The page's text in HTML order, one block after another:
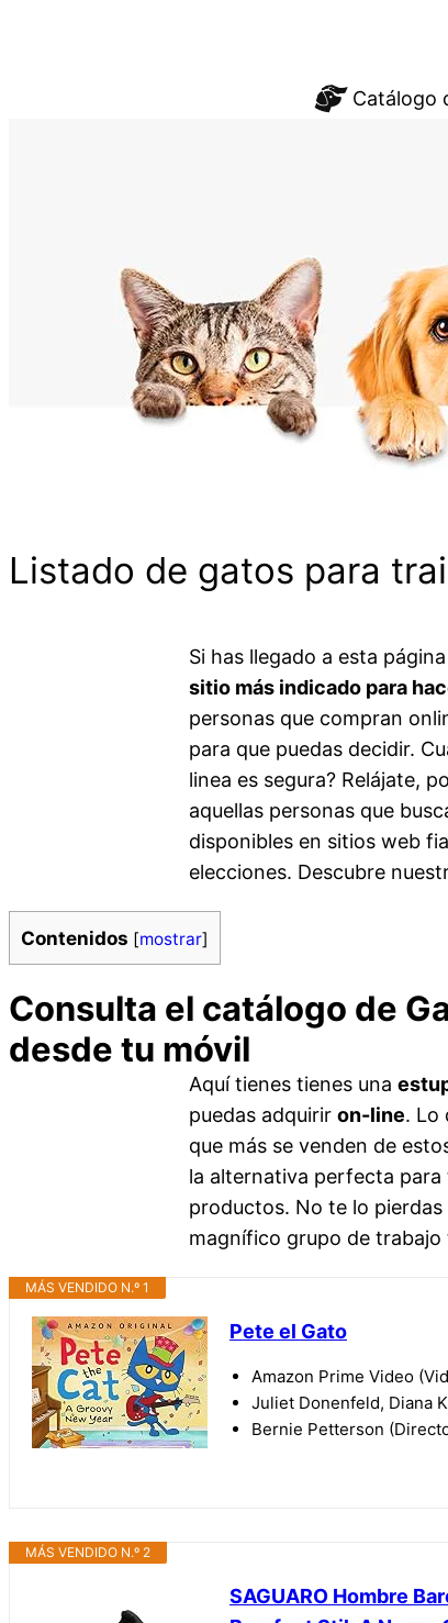
Catálogo
Listado de gatos para
Si has llegado a esta
sitio más indicado para
personas que compran
para que puedas decidir.
linea es segura? Relájate,
aquellas personas que
disponibles en sitios web
elecciones. Descubre
Contenidos [mostrar]
Consulta el catálogo de
desde tu móvil
Aquí tienes tienes una
puedas adquirir on-line. Lo
que más se venden de
la alternativa perfecta para
productos. No te lo
magnífico grupo de trabajo
MÁS VENDIDO N.º 1
Pete el Gato
Amazon Prime Video
Juliet Donenfeld, Diana
Bernie Petterson
MÁS VENDIDO N.º 2
SAGUARO Hombre